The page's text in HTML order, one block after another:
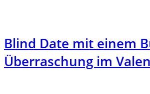
Blind Date mit einem
Überraschung im